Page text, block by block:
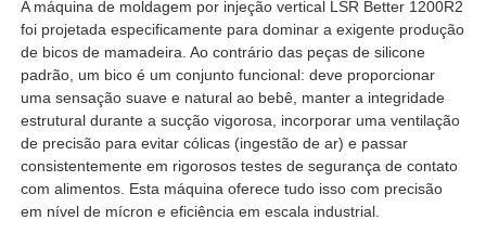
Produtos
A máquina de moldagem por injeção vertical LSR Better 1200R2
foi projetada especificamente para dominar a exigente produção
de bicos de mamadeira. Ao contrário das peças de silicone
padrão, um bico é um conjunto funcional: deve proporcionar
uma sensação suave e natural ao bebê, manter a integridade
estrutural durante a sucção vigorosa, incorporar uma ventilação
de precisão para evitar cólicas (ingestão de ar) e passar
consistentemente em rigorosos testes de segurança de contato
com alimentos. Esta máquina oferece tudo isso com precisão
em nível de mícron e eficiência em escala industrial.